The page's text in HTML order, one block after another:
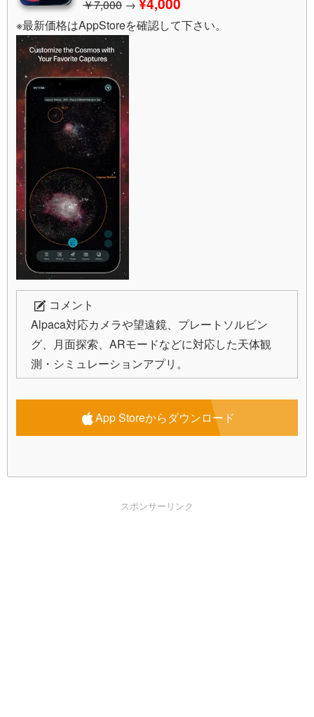
￥7,000 →
※最新価格はAppStoreを確認して下さい。
コメント
Alpaca対応カメラや望遠鏡、プレートソルビン
グ、月面探索、ARモードなどに対応した天体観
測・シミュレーションアプリ。
App Storeからダウンロード
スポンサーリンク